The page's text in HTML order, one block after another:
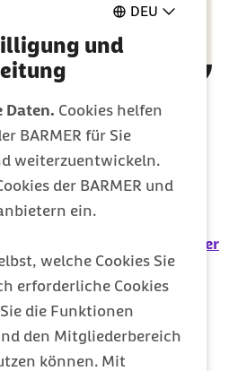
DEU
und
Daten. Cookies helfen
BARMER für Sie
weiterzuentwickeln.
der BARMER und
ein.
welche Cookies Sie
erforderliche Cookies
die Funktionen
den Mitgliederbereich
können. Mit
ihr Wohnumfeld als sehr
27 Prozent der Stadtbewohner tun.
Service
beraten wir Sie
Seite der Presseabteilung der